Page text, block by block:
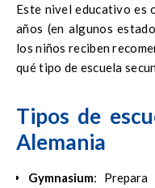
Este nivel educativo es
años (en algunos
los niños reciben
qué tipo de escuela
Tipos de
Alemania
Gymnasium: Prepara